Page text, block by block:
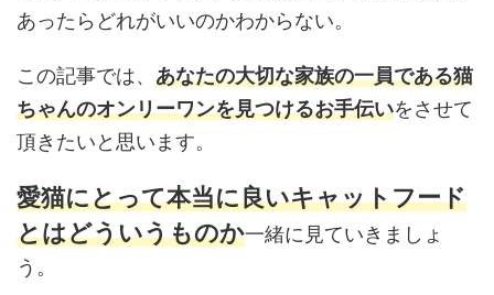
あったらどれがいいのかわからない。
この記事では、 あなたの大切な家族の一員である猫
ちゃんのオンリーワンを見つけるお手伝いをさせて
頂きたいと思います。
愛猫にとって本当に良いキャットフード
とはどういうものか一緒に見ていきましょ
う。